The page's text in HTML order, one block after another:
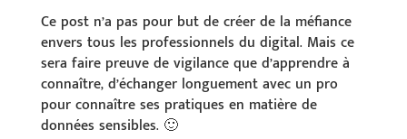
Ce post n’a pas pour but de créer de la méfiance
envers tous les professionnels du digital. Mais ce
sera faire preuve de vigilance que d’apprendre à
connaître, d’échanger longuement avec un pro
pour connaître ses pratiques en matière de
données sensibles. 🙂